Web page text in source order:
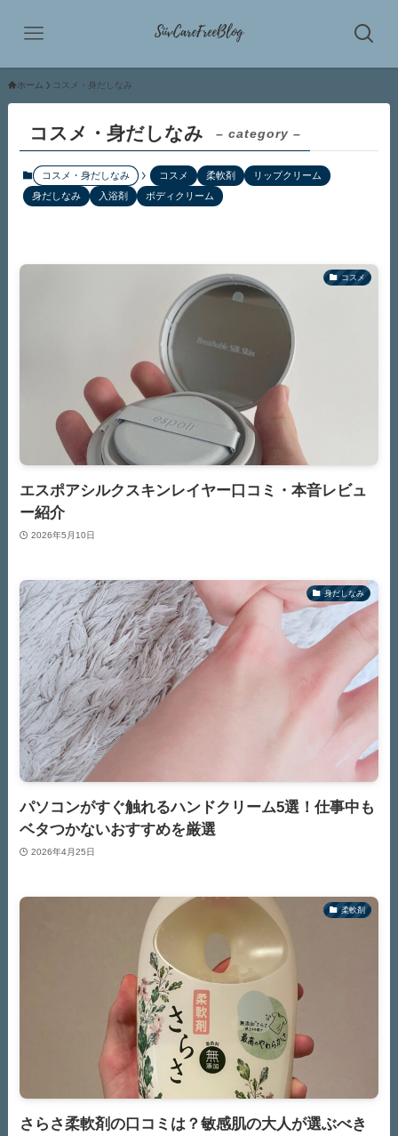
ホーム コスメ・身だしなみ
コスメ・身だしなみ – category –
コスメ・身だしなみ コスメ 柔軟剤
リップクリーム
身だしなみ
入浴剤 ボディクリーム
コスメ
エスポアシルクスキンレイヤー口コミ・本音レビュ
ー紹介
2026年5月10日
身だしなみ
パソコンがすぐ触れるハンドクリーム5選！仕事中も
ベタつかないおすすめを厳選
2026年4月25日
柔軟剤
さらさ柔軟剤の口コミは？敏感肌の大人が選ぶべき